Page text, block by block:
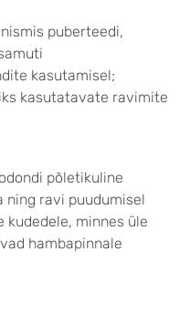
puberteedi,
kasutamisel;
kasutatavate ravimite
põletikuline
ning ravi puudumisel
kudedele, minnes üle
hambapinnale